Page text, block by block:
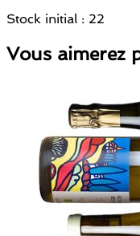
Stock initial : 22
Vous aimerez